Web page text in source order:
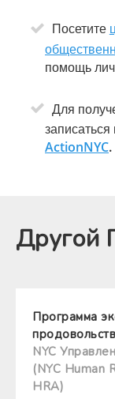
Посетите
помощь
Для
ActionNYC.
Другой
Программа
NYC
(NYC Human
HRA)